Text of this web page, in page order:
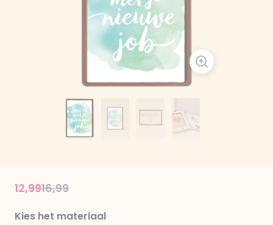
Price reduced from
16,99to
12,99
Kies het materiaal